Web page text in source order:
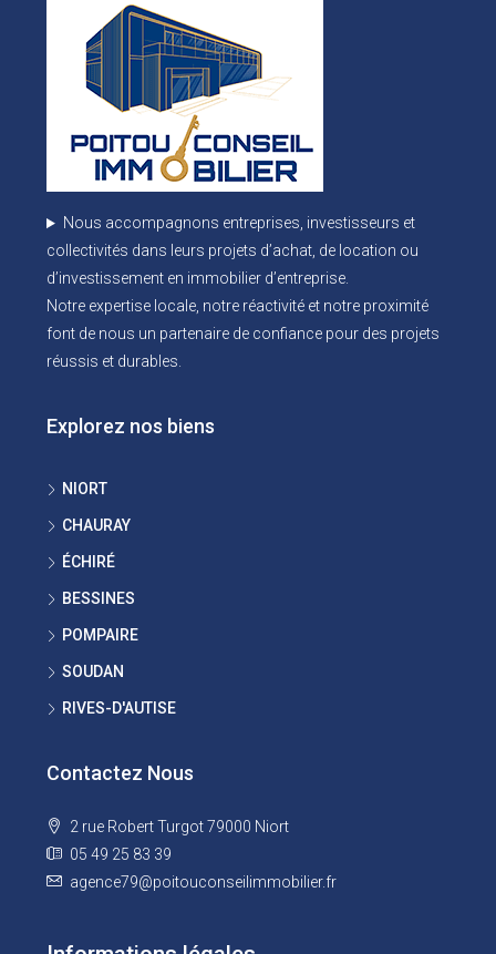
Nous accompagnons entreprises, investisseurs et
collectivités dans leurs projets d’achat, de location ou
d’investissement en immobilier d’entreprise.
Notre expertise locale, notre réactivité et notre proximité
font de nous un partenaire de confiance pour des projets
réussis et durables.
Explorez nos biens
NIORT
CHAURAY
ÉCHIRÉ
BESSINES
POMPAIRE
SOUDAN
RIVES-D'AUTISE
Contactez Nous
2 rue Robert Turgot 79000 Niort
05 49 25 83 39
agence79@poitouconseilimmobilier.fr